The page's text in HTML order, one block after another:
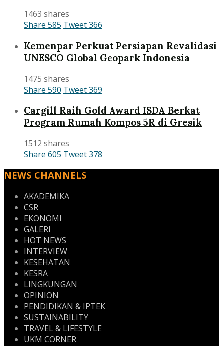
1463 shares
Share 585 Tweet366
Kemenpar Perkuat Persiapan Revalidasi
UNESCO Global Geopark Indonesia
1475 shares
Share 590 Tweet369
Cargill Raih Gold Award ISDA Berkat
Program Rumah Kompos 5R di Gresik
1512 shares
Share 605 Tweet378
NEWS CHANNELS
AKADEMIKA
CSR
EKONOMI
GALERI
HOT NEWS
INTERVIEW
KESEHATAN
KESRA
LINGKUNGAN
OPINION
PENDIDIKAN & IPTEK
SUSTAINABILITY
TRAVEL & LIFESTYLE
UKM CORNER